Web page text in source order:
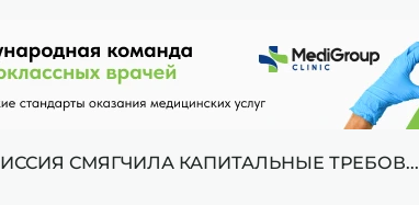
СМЯГЧИЛА КАПИТАЛЬНЫЕ ТРЕБОВ...